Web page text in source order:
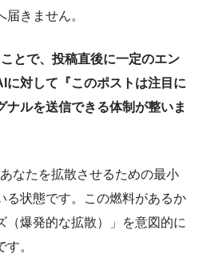
きません。
とで、投稿直後に一定のエン
に対して『このポストは注目に
ナルを送信できる体制が整いま
なたを拡散させるための最小
る状態です。この燃料があるか
（爆発的な拡散）」を意図的に
。